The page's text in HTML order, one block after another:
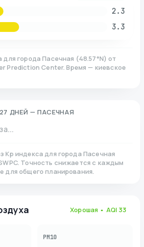
2.3
3.3
для города Пасечная (48.57°N)от
Prediction Center. Время — киевское
ДНЕЙ — ПАСЕЧНАЯ
Kp индекса для города Пасечная
Точность снижается с каждым
для общего планирования.
Хорошая • AQI 33
PM10